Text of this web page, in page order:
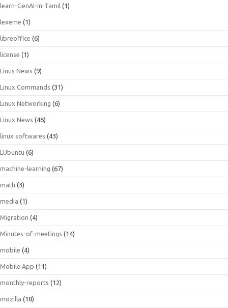
learn-GenAI-in-Tamil (1)
lexeme (1)
libreoffice (6)
license (1)
Linus News (9)
Linux Commands (31)
Linux Networking (6)
Linux News (46)
linux softwares (43)
LUbuntu (6)
machine-learning (67)
math (3)
media (1)
Migration (4)
Minutes-of-meetings (14)
mobile (4)
Mobile App (11)
monthly-reports (12)
mozilla (18)